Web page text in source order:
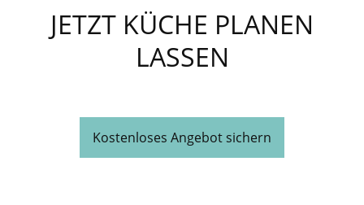
JETZT KÜCHE PLANEN
LASSEN
Kostenloses Angebot sichern